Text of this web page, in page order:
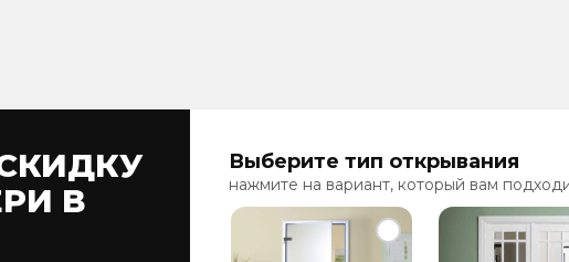
В
Выберите тип открывания
нажмите на вариант, который вам